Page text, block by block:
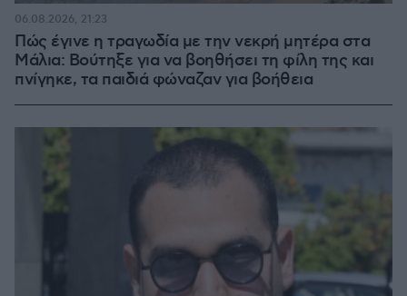
Πώς έγινε η τραγωδία με την νεκρή μητέρα στα
Μάλια: Βούτηξε για να βοηθήσει τη φίλη της και
πνίγηκε, τα παιδιά φώναζαν για βοήθεια
06.08.2026, 21:23